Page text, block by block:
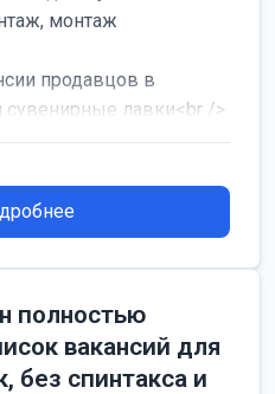
монтаж
продавцов в
лавки<br />
м...
полностью
вакансий для
без спинтакса и